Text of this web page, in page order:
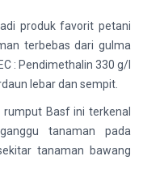
produk favorit petani
terbebas dari gulma
: Pendimethalin 330 g/l
lebar dan sempit.
Basf ini terkenal
tanaman pada
tanaman bawang